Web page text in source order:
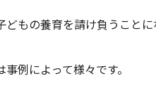
どもの養育を請け負うこと
例によって様々です。